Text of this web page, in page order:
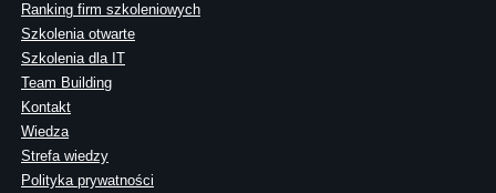
Ranking firm szkoleniowych
Szkolenia otwarte
Szkolenia dla IT
Team Building
Kontakt
Wiedza
Strefa wiedzy
Polityka prywatności